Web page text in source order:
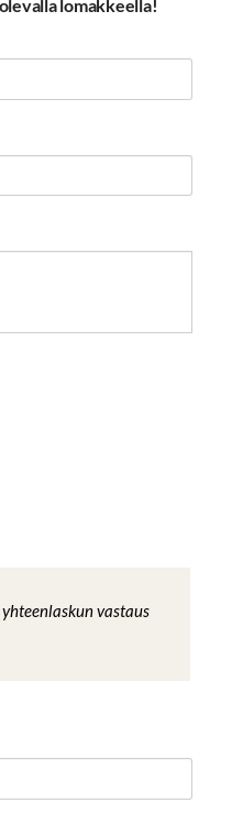
lomakkeella!
vastaus